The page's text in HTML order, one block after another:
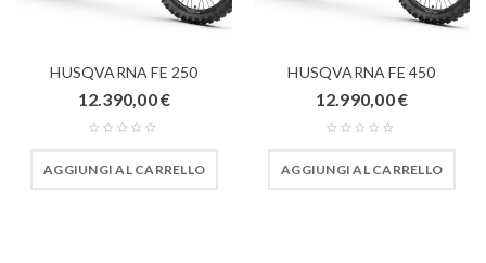
HUSQVARNA FE 250
12.390,00€
AGGIUNGI AL CARRELLO
HUSQVARNA FE 450
12.990,00€
AGGIUNGI AL CARRELLO